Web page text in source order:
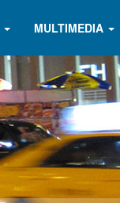
MULTIMEDIA